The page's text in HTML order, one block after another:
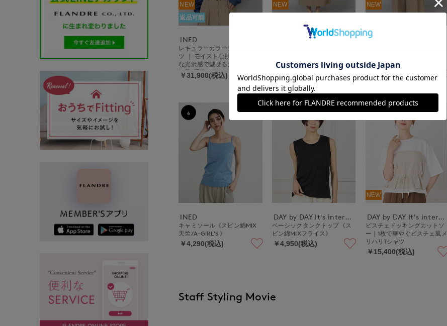
NEW
返品可能
INED
レギュラーカラーデニムシャ
ツ ｜ モイストな肌触りと上品
な光沢感で魅せる大人デニム
軽量/手洗い可
￥31,900(税込)
NEW
ストレート ストレッチ/軽量/
手洗い可/カーゴポケット
￥26,400(税込)
NEW
INED
せる洗練ワイドチノ ストレッ
チ/軽量/手洗い可
￥26,400(税込)
INED
キャミソール《スビン綿MIX
天竺/A-GIRL’S 》
￥4,290(税込)
6
DAY by DAY It's international
ベーシックタンクトップ《ス
ビン綿MIXフライス》
￥4,950(税込)
7
NEW
DAY by DAY It's international
ビスチェドッキングカットソ
ー｜1枚で華やぐビスチェ風メ
リハリTシャツ
￥15,400(税込)
8
Staff Styling Movie